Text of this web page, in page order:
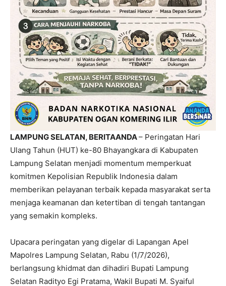
LAMPUNG SELATAN, BERITAANDA– Peringatan Hari
Ulang Tahun (HUT) ke-80 Bhayangkara di Kabupaten
Lampung Selatan menjadi momentum memperkuat
komitmen Kepolisian Republik Indonesia dalam
memberikan pelayanan terbaik kepada masyarakat serta
menjaga keamanan dan ketertiban di tengah tantangan
yang semakin kompleks.
Upacara peringatan yang digelar di Lapangan Apel
Mapolres Lampung Selatan, Rabu (1/7/2026),
berlangsung khidmat dan dihadiri Bupati Lampung
Selatan Radityo Egi Pratama, Wakil Bupati M. Syaiful